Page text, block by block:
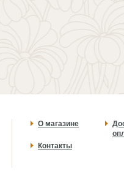
О магазине
Контакты